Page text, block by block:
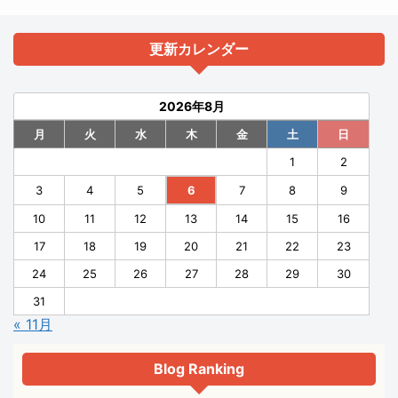
更新カレンダー
2026年8月
月 火 水 木 金 土
日
1
2
3
4 5 6 7 8
9
10
11 12 13 14 15
16
17
18 19 20 21 22
23
24
25 26 27 28 29
30
31
« 11月
Blog Ranking